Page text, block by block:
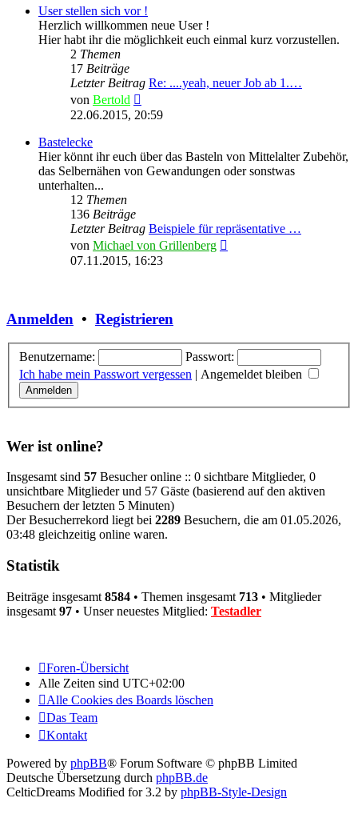
User stellen sich vor !
Herzlich willkommen neue User !
Hier habt ihr die möglichkeit euch einmal kurz vorzustellen.
2 Themen
17 Beiträge
Letzter Beitrag Re: ....yeah, neuer Job ab 1.…
von Bertold
Beitrag
22.06.2015, 20:59
Bastelecke
Hier könnt ihr euch über das Basteln von Mittelalter Zubehör,
das Selbernähen von Gewandungen oder sonstwas
unterhalten...
12 Themen
136 Beiträge
Letzter Beitrag Beispiele für repräsentative …
von Michael von Grillenberg
07.11.2015, 16:23
Anmelden • Registrieren
Benutzername:
Passwort:
Ich habe mein Passwort vergessen | Angemeldet bleiben
Wer ist online?
Insgesamt sind 57 Besucher online :: 0 sichtbare Mitglieder, 0
unsichtbare Mitglieder und 57 Gäste (basierend auf den aktiven
Besuchern der letzten 5 Minuten)
Der Besucherrekord liegt bei 2289 Besuchern, die am 01.05.2026,
03:48 gleichzeitig online waren.
Statistik
Beiträge insgesamt 8584 • Themen insgesamt 713 • Mitglieder
insgesamt 97 • Unser neuestes Mitglied: Testadler
Foren-Übersicht
Alle Zeiten sind UTC+02:00
Alle Cookies des Boards löschen
Das Team
Kontakt
Powered by phpBB® Forum Software © phpBB Limited
Deutsche Übersetzung durch phpBB.de
CelticDreams Modified for 3.2 by phpBB-Style-Design